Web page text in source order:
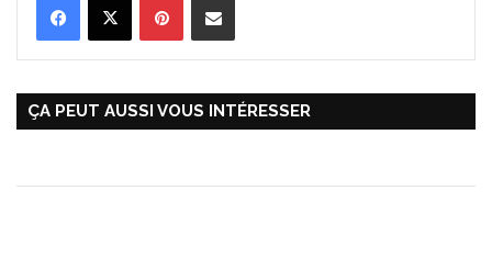
ÇA PEUT AUSSI VOUS INTÉRESSER